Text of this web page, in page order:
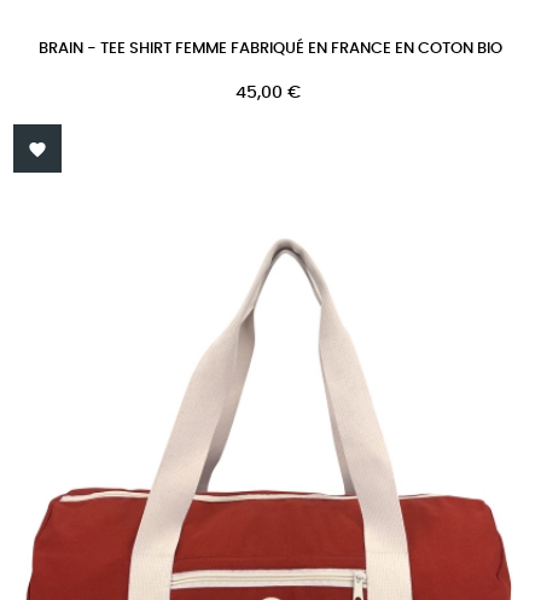
BRAIN - TEE SHIRT FEMME FABRIQUÉ EN FRANCE EN COTON BIO
Prix
45,00 €
